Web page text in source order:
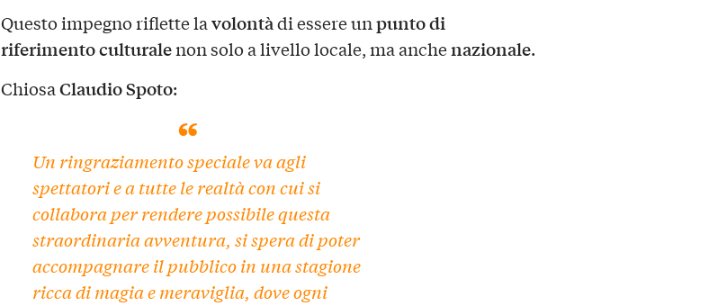
Questo impegno riflette lavolontàdi essere unpunto di
riferimento culturalenon solo a livello locale, ma anchenazionale.
ChiosaClaudio Spoto:
Un ringraziamento speciale va agli
spettatori e a tutte le realtà con cui si
collabora per rendere possibile questa
straordinaria avventura, si spera di poter
accompagnare il pubblico in una stagione
ricca di magia e meraviglia, dove ogni